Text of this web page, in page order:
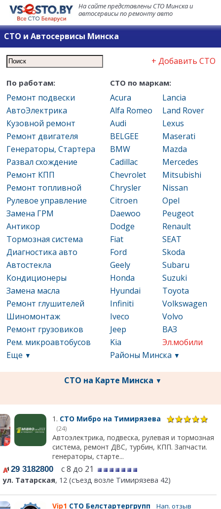
На сайте представлены СТО Минска и
автосервисы по ремонту авто
СТО и Автосервисы Минска
+ Добавить СТО
По работам: СТО по маркам:
Ремонт подвески
АвтоЭлектрика
Кузовной ремонт
Ремонт двигателя
Генераторы, Стартера
Развал схождение
Ремонт КПП
Ремонт топливной
Рулевое управление
Замена ГРМ
Антикор
Тормозная система
Диагностика авто
Автостекла
Кондиционеры
Замена масла
Ремонт глушителей
Шиномонтаж
Ремонт грузовиков
Рем. микроавтобусов
Еще ▼
Acura
Alfa Romeo
Audi
BELGEE
BMW
Cadillac
Chevrolet
Chrysler
Citroen
Daewoo
Dodge
Fiat
Ford
Geely
Honda
Hyundai
Infiniti
Iveco
Jeep
Kia
Lancia
Land Rover
Lexus
Maserati
Mazda
Mercedes
Mitsubishi
Nissan
Opel
Peugeot
Renault
SEAT
Skoda
Subaru
Suzuki
Toyota
Volkswagen
Volvo
ВАЗ
Эл.мобили
Районы Минска ▼
СТО на Карте Минска ▼
1. СТО Мибро на Тимирязева
(24)
Автоэлектрика, подвеска, рулевая и тормозная
система, ремонт ДВС, турбин, КПП. Запчасти.
генераторы, старте...
29 3182800 с 8 до 21
ул. Татарская, 12 (съезд возле Тимирязева 42)
Vip1 СТО Белстартергрупп Нап. отзыв